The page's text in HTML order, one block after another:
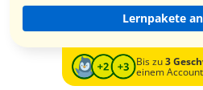
Lernpakete
Bis zu3
einem